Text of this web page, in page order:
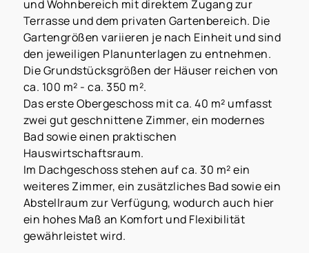
und Wohnbereich mit direktem Zugang zur
Terrasse und dem privaten Gartenbereich. Die
Gartengrößen variieren je nach Einheit und sind
den jeweiligen Planunterlagen zu entnehmen.
Die Grundstücksgrößen der Häuser reichen von
ca. 100 m² - ca. 350 m².
Das erste Obergeschoss mit ca. 40 m² umfasst
zwei gut geschnittene Zimmer, ein modernes
Bad sowie einen praktischen
Hauswirtschaftsraum.
Im Dachgeschoss stehen auf ca. 30 m² ein
weiteres Zimmer, ein zusätzliches Bad sowie ein
Abstellraum zur Verfügung, wodurch auch hier
ein hohes Maß an Komfort und Flexibilität
gewährleistet wird.